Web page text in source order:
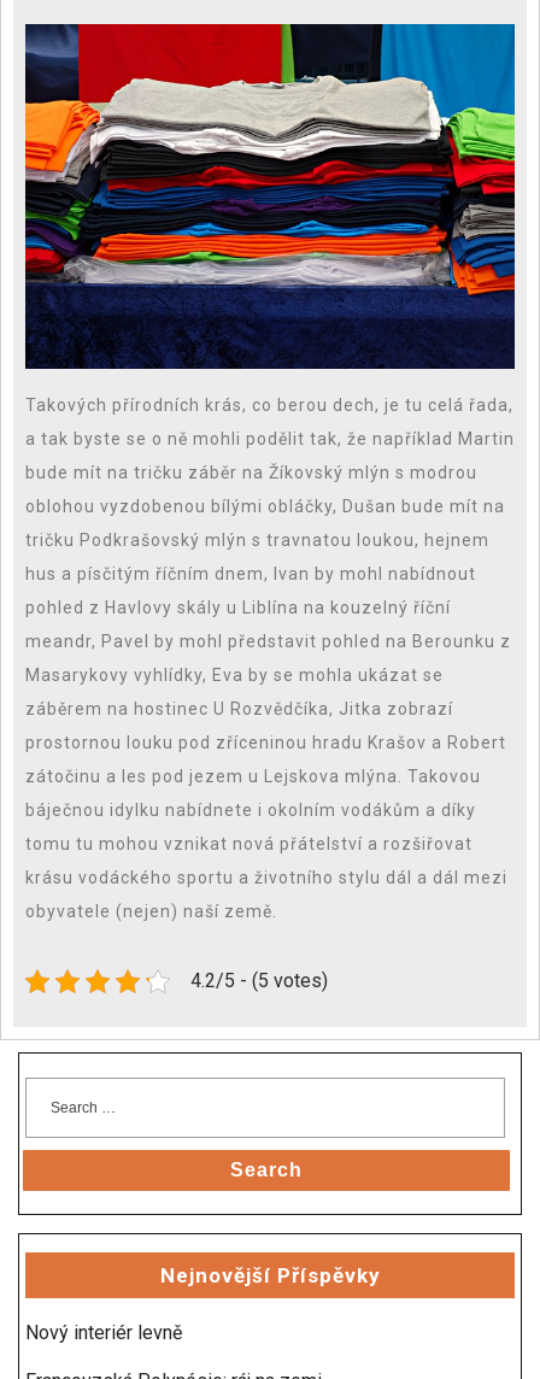
Takových přírodních krás, co berou dech, je tu celá řada,
a tak byste se o ně mohli podělit tak, že například Martin
bude mít na tričku záběr na Žíkovský mlýn s modrou
oblohou vyzdobenou bílými obláčky, Dušan bude mít na
tričku Podkrašovský mlýn s travnatou loukou, hejnem
hus a písčitým říčním dnem, Ivan by mohl nabídnout
pohled z Havlovy skály u Liblína na kouzelný říční
meandr, Pavel by mohl představit pohled na Berounku z
Masarykovy vyhlídky, Eva by se mohla ukázat se
záběrem na hostinec U Rozvědčíka, Jitka zobrazí
prostornou louku pod zříceninou hradu Krašov a Robert
zátočinu a les pod jezem u Lejskova mlýna. Takovou
báječnou idylku nabídnete i okolním vodákům a díky
tomu tu mohou vznikat nová přátelství a rozšiřovat
krásu vodáckého sportu a životního stylu dál a dál mezi
obyvatele (nejen) naší země.
4.2/5 - (5 votes)
Search
Nejnovější Příspěvky
Nový interiér levně